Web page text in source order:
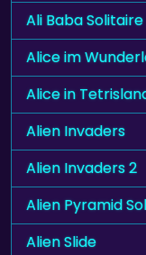
Ali Baba Solitaire
Alice im
Alice in
Alien Invaders
Alien Invaders 2
Alien Pyramid
Alien Slide